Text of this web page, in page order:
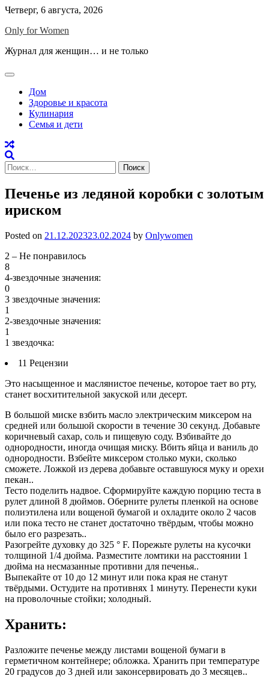
Skip
content
Четверг, 6 августа, 2026
Only for Women
Журнал для женщин… и не только
Дом
Здоровье и красота
Кулинария
Семья и дети
Найти:
Печенье из ледяной коробки с золотым
ириском
Posted on 21.12.202323.02.2024 by Onlywomen
2 – Не понравилось
8
4-звездочные значения:
0
3 звездочные значения:
1
2-звездочные значения:
1
1 звездочка:
11 Рецензии
Это насыщенное и маслянистое печенье, которое тает во рту,
станет восхитительной закуской или десерт.
В большой миске взбить масло электрическим миксером на
средней или большой скорости в течение 30 секунд. Добавьте
коричневый сахар, соль и пищевую соду. Взбивайте до
однородности, иногда очищая миску. Вбить яйца и ваниль до
однородности. Взбейте миксером столько муки, сколько
сможете. Ложкой из дерева добавьте оставшуюся муку и орехи
пекан..
Тесто поделить надвое. Сформируйте каждую порцию теста в
рулет длиной 8 дюймов. Оберните рулеты пленкой на основе
полиэтилена или вощеной бумагой и охладите около 2 часов
или пока тесто не станет достаточно твёрдым, чтобы можно
было его разрезать..
Разогрейте духовку до 325 ° F. Порежьте рулеты на кусочки
толщиной 1/4 дюйма. Разместите ломтики на расстоянии 1
дюйма на несмазанные противни для печенья..
Выпекайте от 10 до 12 минут или пока края не станут
твёрдыми. Остудите на противнях 1 минуту. Перенести куки
на проволочные стойки; холодный.
Хранить:
Разложите печенье между листами вощеной бумаги в
герметичном контейнере; обложка. Хранить при температуре
20 градусов до 3 дней или законсервировать до 3 месяцев..